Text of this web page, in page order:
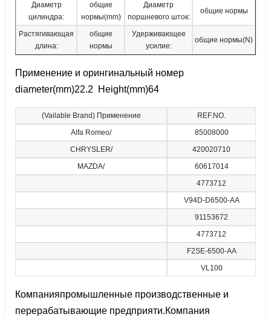
Диаметр
цилиндра:
общие
нормы(mm)
Диаметр
поршневого шток:
общие нормы
Растягивающая
длина:
общие
нормы
Удерживающее
усилие:
общие нормы(N)
Применение и орингинальный номер
diameter(mm)22.2 Height(mm)64
(Vailable Brand) Применение
REF.NO.
Alfa Romeo/
85008000
CHRYSLER/
420020710
MAZDA/
60617014
4773712
V94D-D6500-AA
91153672
4773712
F2SE-6500-AA
VL100
Компанияпромышленные производственные и
перерабатывающие предприяти.Компания